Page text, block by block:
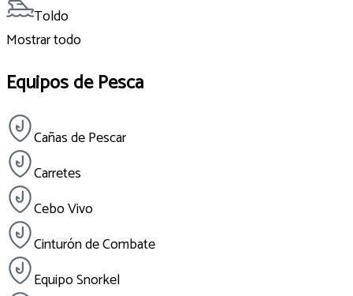
Toldo
Mostrar todo
Equipos de Pesca
Cañas de Pescar
Carretes
Cebo Vivo
Cinturón de Combate
Equipo Snorkel